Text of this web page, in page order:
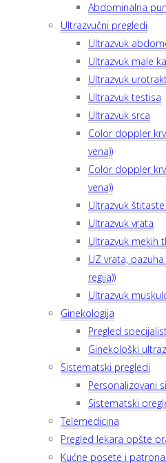
Abdominalna
Ultrazvučni pregledi
Ultrazvuk
Ultrazvuk male
Ultrazvuk
Ultrazvuk testisa
Ultrazvuk srca
Color doppler
vena))
Color doppler
vena))
Ultrazvuk
Ultrazvuk vrata
Ultrazvuk mekih
UZ vrata,
regija))
Ultrazvuk
Ginekologija
Pregled
Ginekološki
Sistematski pregledi
Personalizovani
Sistematski
Telemedicina
Pregled lekara opšte
Kućne posete i